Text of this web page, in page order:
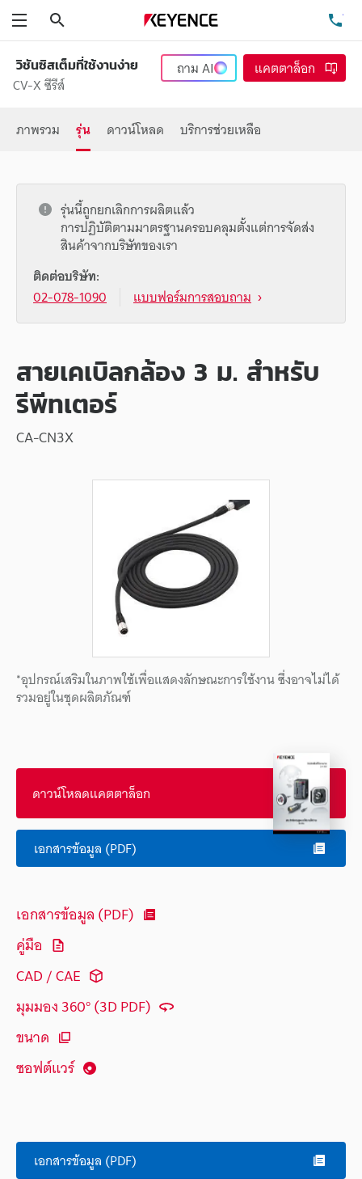
วิชันซิสเต็มที่ใช้งานง่าย
CV-X ซีรีส์
ถามAI แคตตาล็อก
ภาพรวม รุ่น ดาวน์โหลด บริการช่วยเหลือ
รุ่นนี้ถูกยกเลิกการผลิตแล้ว
การปฏิบัติตามมาตรฐานครอบคลุมตั้งแต่การจัดส่ง
สินค้าจากบริษัทของเรา
ติดต่อบริษัท:
02-078-1090
แบบฟอร์มการสอบถาม
สายเคเบิลกล้อง 3 ม. สำหรับ
รีพีทเตอร์
CA-CN3X
*อุปกรณ์เสริมในภาพใช้เพื่อแสดงลักษณะการใช้งาน ซึ่งอาจไม่ได้
รวมอยู่ในชุดผลิตภัณฑ์
ดาวน์โหลดแคตตาล็อก
เอกสารข้อมูล (PDF)
เอกสารข้อมูล (PDF)
คู่มือ
CAD / CAE
มุมมอง 360° (3D PDF)
ขนาด
ซอฟต์แวร์
เอกสารข้อมูล (PDF)